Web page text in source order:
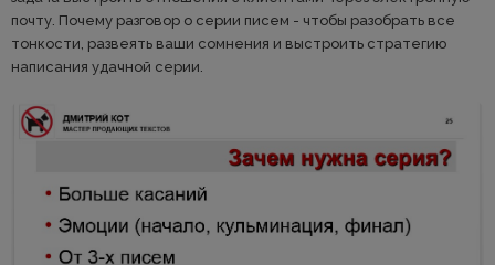
почту. Почему разговор о серии писем - чтобы разобрать все
тонкости, развеять ваши сомнения и выстроить стратегию
написания удачной серии.